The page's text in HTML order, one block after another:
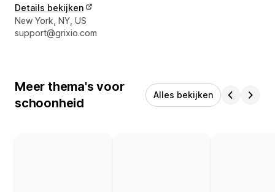
Details bekijken
Contactgegevens ontwerper
New York, NY, US
support@grixio.com
Meer thema's voor
schoonheid
Alles bekijken